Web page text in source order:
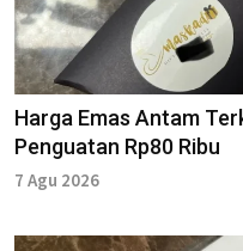
Harga Emas Antam
Penguatan Rp80 Ribu
7 Agu 2026